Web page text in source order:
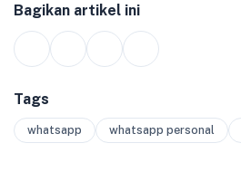
Bagikan artikel ini
Tags
whatsapp whatsapp personal